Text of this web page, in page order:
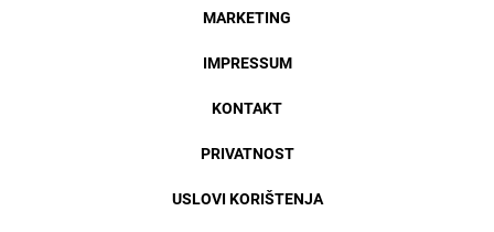
MARKETING
IMPRESSUM
KONTAKT
PRIVATNOST
USLOVI KORIŠTENJA